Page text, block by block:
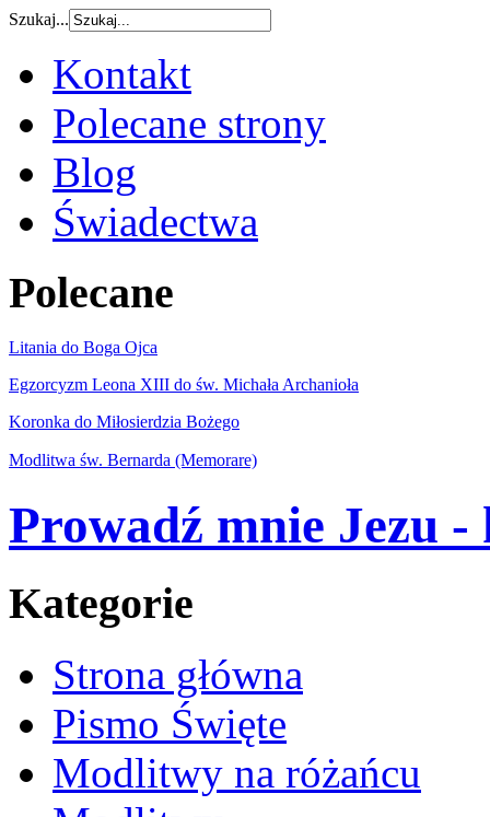
Szukaj...
Kontakt
Polecane strony
Blog
Świadectwa
Polecane
Litania do Boga Ojca
Egzorcyzm Leona XIII do św. Michała Archanioła
Koronka do Miłosierdzia Bożego
Modlitwa św. Bernarda (Memorare)
Prowadź mnie Jezu
Kategorie
Strona główna
Pismo Święte
Modlitwy na różańcu